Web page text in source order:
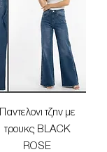
Παντελονι τζην με
τρουκς BLACK
ROSE